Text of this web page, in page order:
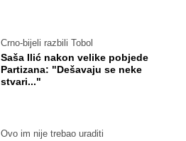
Crno-bijeli razbili Tobol
Saša Ilić nakon velike pobjede
Partizana: "Dešavaju se neke
stvari..."
Ovo im nije trebao uraditi